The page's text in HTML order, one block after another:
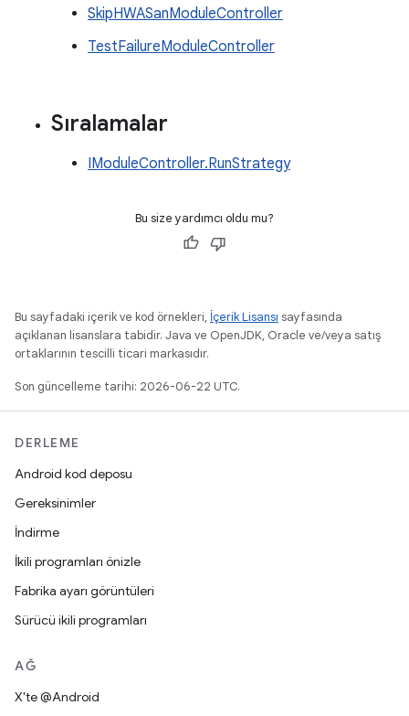
SkipHWASanModuleController
TestFailureModuleController
Sıralamalar
IModuleController.RunStrategy
Bu size yardımcı oldu mu?
Bu sayfadaki içerik ve kod örnekleri, İçerik Lisansı sayfasında
açıklanan lisanslara tabidir. Java ve OpenJDK, Oracle ve/veya satış
ortaklarının tescilli ticari markasıdır.
Son güncelleme tarihi: 2026-06-22 UTC.
DERLEME
Android kod deposu
Gereksinimler
İndirme
İkili programları önizle
Fabrika ayarı görüntüleri
Sürücü ikili programları
AĞ
X'te @Android